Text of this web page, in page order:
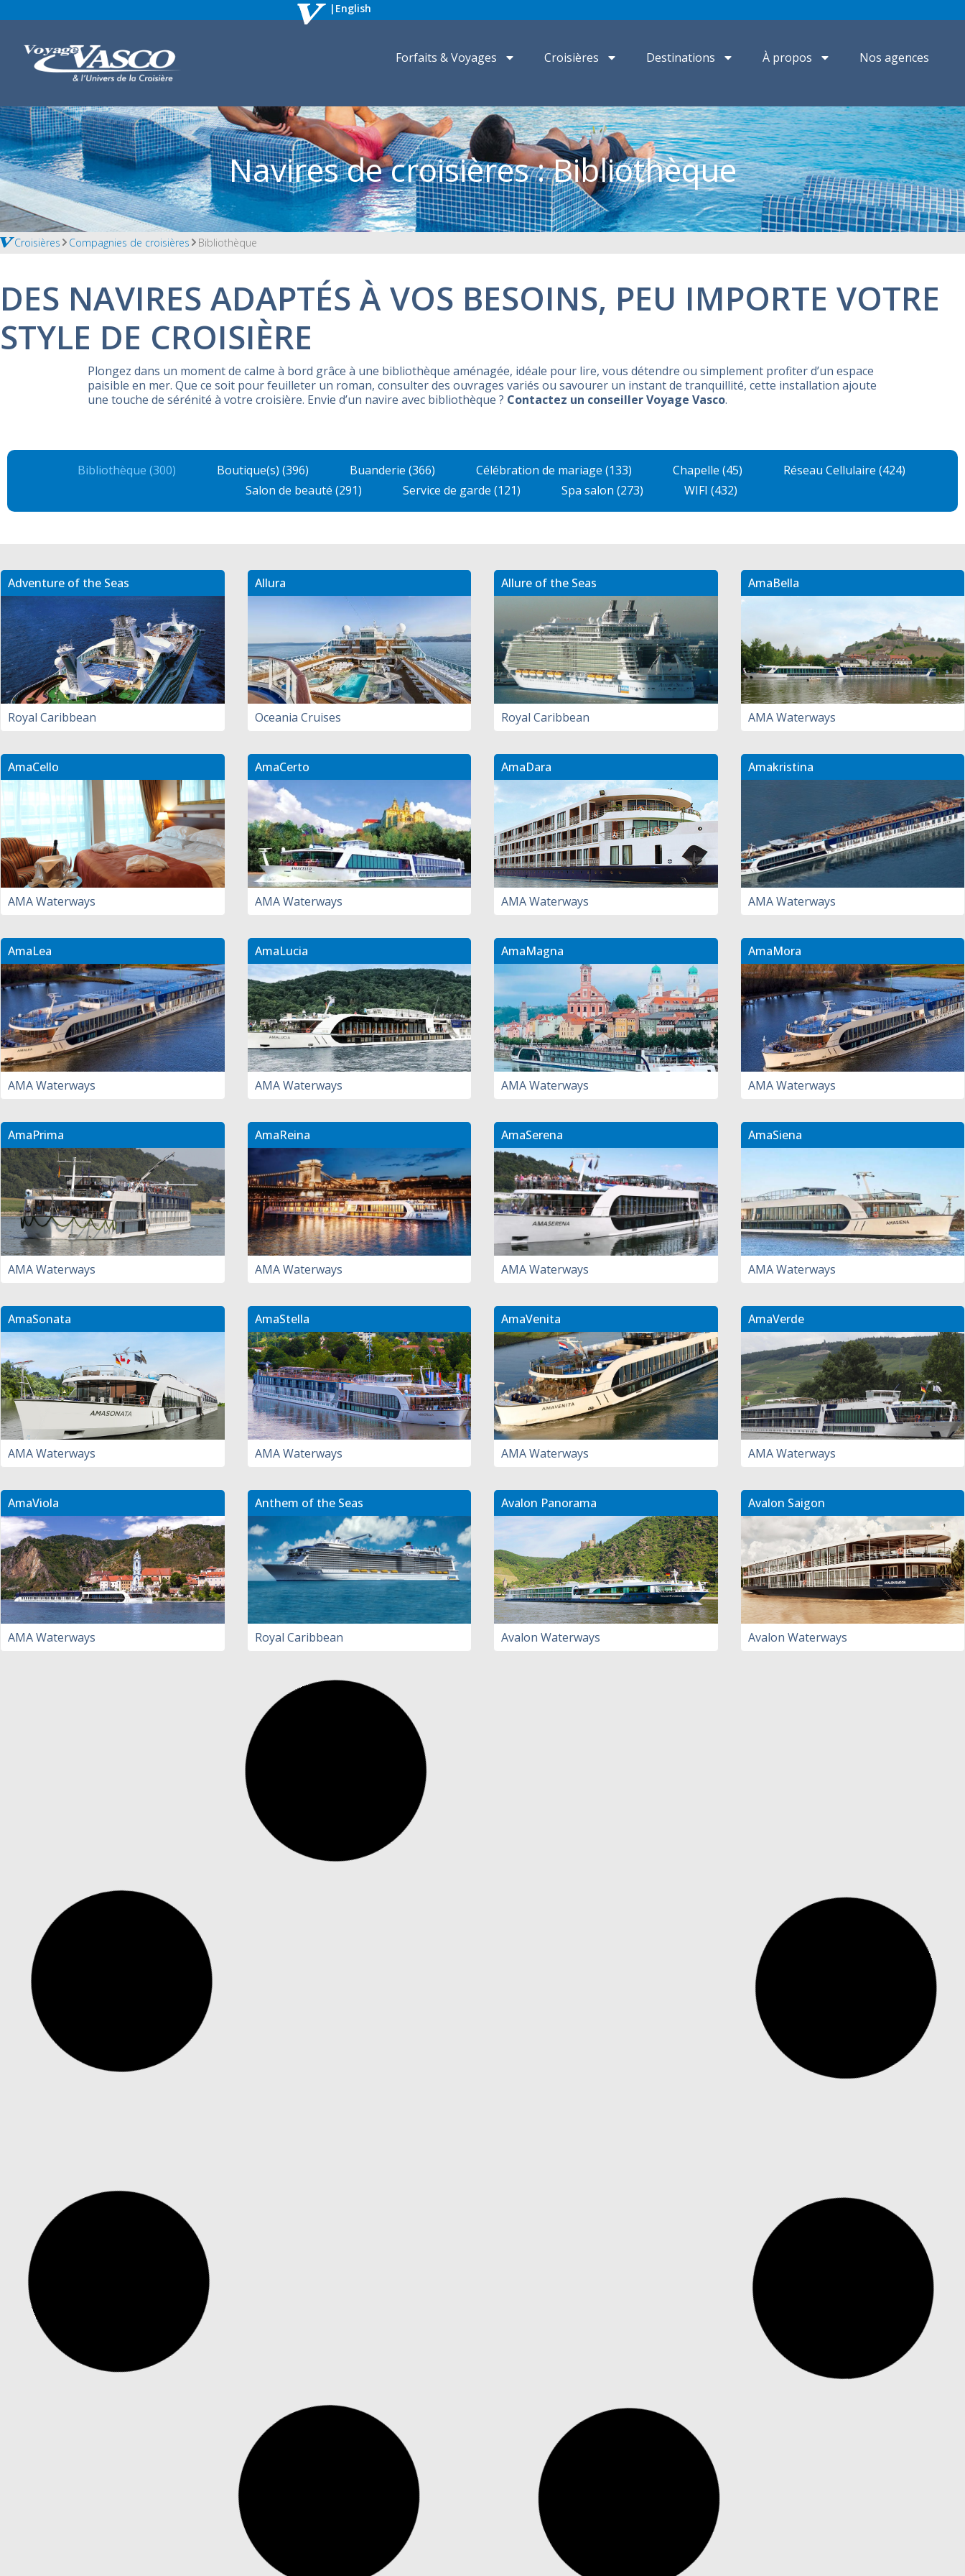
| English
Forfaits & Voyages Croisières Destinations À propos Nos agences
Navires de croisières : Bibliothèque
Croisières Compagnies de croisières Bibliothèque
DES NAVIRES ADAPTÉS À VOS BESOINS, PEU IMPORTE VOTRE
STYLE DE CROISIÈRE
Plongez dans un moment de calme à bord grâce à une bibliothèque aménagée, idéale pour lire, vous détendre ou simplement profiter d’un espace
paisible en mer. Que ce soit pour feuilleter un roman, consulter des ouvrages variés ou savourer un instant de tranquillité, cette installation ajoute
une touche de sérénité à votre croisière. Envie d’un navire avec bibliothèque ? Contactez un conseiller Voyage Vasco.
Bibliothèque (300) Boutique(s) (396) Buanderie (366) Célébration de mariage (133) Chapelle (45)
Réseau Cellulaire (424)
Salon de beauté (291)
Service de garde (121) Spa salon (273) WIFI (432)
Adventure of the Seas
Royal Caribbean
Allura
Oceania Cruises
Allure of the Seas
Royal Caribbean
AmaBella
AMA Waterways
AmaCello
AMA Waterways
AmaCerto
AMA Waterways
AmaDara
AMA Waterways
Amakristina
AMA Waterways
AmaLea
AMA Waterways
AmaLucia
AMA Waterways
AmaMagna
AMA Waterways
AmaMora
AMA Waterways
AmaPrima
AMA Waterways
AmaReina
AMA Waterways
AmaSerena
AMA Waterways
AmaSiena
AMA Waterways
AmaSonata
AMA Waterways
AmaStella
AMA Waterways
AmaVenita
AMA Waterways
AmaVerde
AMA Waterways
AmaViola
AMA Waterways
Anthem of the Seas
Royal Caribbean
Avalon Panorama
Avalon Waterways
Avalon Saigon
Avalon Waterways